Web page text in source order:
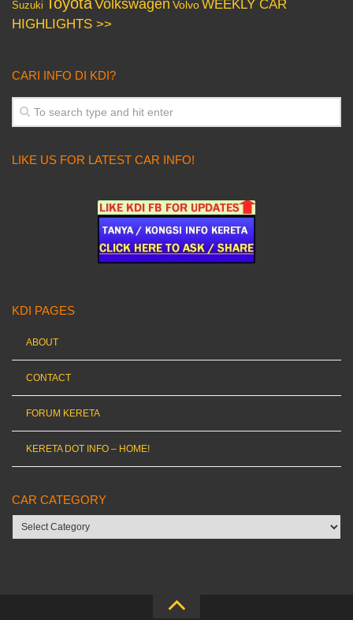
Suzuki Volkswagen VolvoWEEKLY CAR
HIGHLIGHTS >>
CARI INFO DI KDI?
LIKE US FOR LATEST CAR INFO!
KDI PAGES
ABOUT
CONTACT
FORUM KERETA
KERETA DOT INFO – HOME!
CAR CATEGORY
Car
category